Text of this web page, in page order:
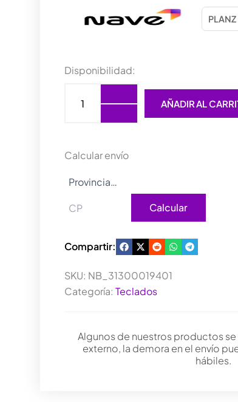
Disponibilidad:
TECLADO
NUMPAD
BLACK
AÑADIR AL
Calcular envío
Calcular
Compartir:
SKU: NB_31300019401
Categoría: Teclados
Algunos de nuestros productos
externo, la demora en el envío
hábiles.